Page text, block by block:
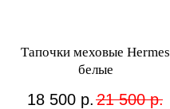
Тапочки меховые Hermes
белые
18 500 р. 21 500 р.